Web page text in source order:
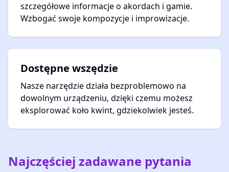
szczegółowe informacje o akordach i gamie.
Wzbogać swoje kompozycje i improwizacje.
Dostępne wszędzie
Nasze narzędzie działa bezproblemowo na
dowolnym urządzeniu, dzięki czemu możesz
eksplorować koło kwint, gdziekolwiek jesteś.
Najczęściej zadawane pytania